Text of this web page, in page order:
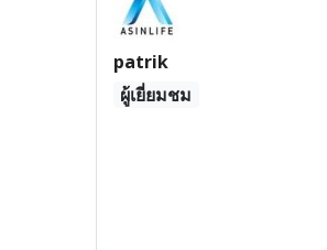
patrik
ผู้เยี่ยมชม